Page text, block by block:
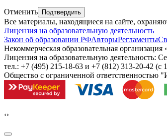
пожалуйста,
не
заполняйте
Отменить Подтвердить
Все материалы, находящиеся на сайте,
Лицензия на образовательную деятельность
Закон об образовании РФАвторыРегламенты
Некоммерческая образовательная
Лицензия на образовательную
тел.: +7 (495) 215-18-63 и +7 (812) 313-20-42 (с
Общество с ограниченной
‹›